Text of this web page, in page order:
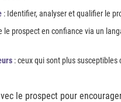
: Identifier, analyser et qualifier le
le prospect en confiance via un
: ceux qui sont plus susceptibles
le prospect pour